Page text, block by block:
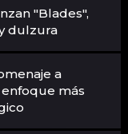
"Blades",
dulzura
a
enfoque más